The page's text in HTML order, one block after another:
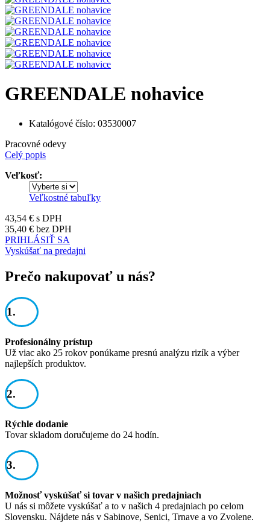
GREENDALE nohavice
Katalógové číslo: 03530007
Pracovné odevy
Celý popis
Veľkosť:
Veľkostné tabuľky
43,54 € s DPH
35,40 € bez DPH
PRIHLÁSIŤ SA
Vyskúšať na predajni
Prečo nakupovať u nás?
1.
Profesionálny prístup
Už viac ako 25 rokov ponúkame presnú analýzu rizík a výber
najlepších produktov.
2.
Rýchle dodanie
Tovar skladom doručujeme do 24 hodín.
3.
Možnosť vyskúšať si tovar v našich predajniach
U nás si môžete vyskúšať a to v našich 4 predajniach po celom
Slovensku. Nájdete nás v Sabinove, Senici, Trnave a vo Zvolene.